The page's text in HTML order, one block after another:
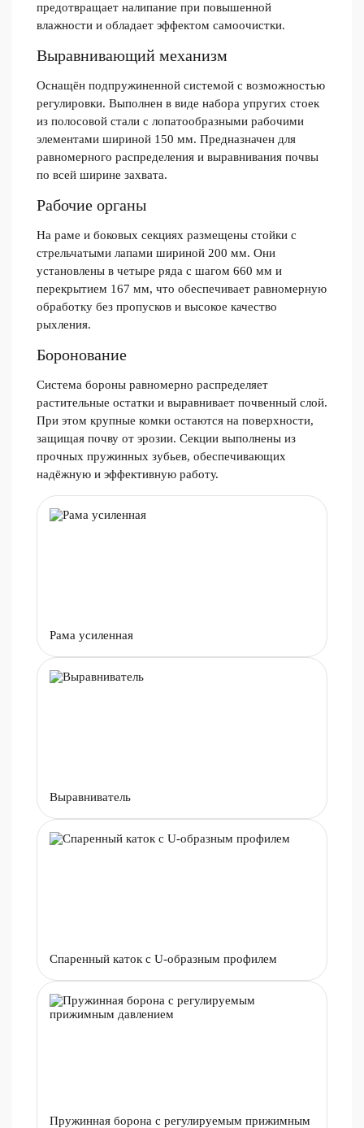
предотвращает налипание при повышенной
влажности и обладает эффектом самоочистки.
Выравнивающий механизм
Оснащён подпружиненной системой с возможностью
регулировки. Выполнен в виде набора упругих стоек
из полосовой стали с лопатообразными рабочими
элементами шириной 150 мм. Предназначен для
равномерного распределения и выравнивания почвы
по всей ширине захвата.
Рабочие органы
На раме и боковых секциях размещены стойки с
стрельчатыми лапами шириной 200 мм. Они
установлены в четыре ряда с шагом 660 мм и
перекрытием 167 мм, что обеспечивает равномерную
обработку без пропусков и высокое качество
рыхления.
Боронование
Система бороны равномерно распределяет
растительные остатки и выравнивает почвенный слой.
При этом крупные комки остаются на поверхности,
защищая почву от эрозии. Секции выполнены из
прочных пружинных зубьев, обеспечивающих
надёжную и эффективную работу.
Рама усиленная
Выравниватель
Спаренный каток с U-образным профилем
Пружинная борона с регулируемым прижимным